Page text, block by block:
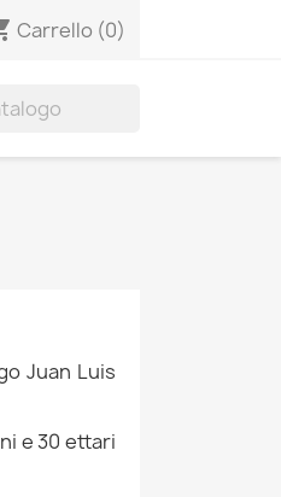
Carrello (0)
Juan Luis
e 30 ettari